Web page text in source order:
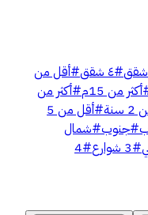
#٤ شقق #أقل من
أكثر من 15م #أكثر من
#
أقل من 5
#جنوب#شمال
#3 شوارع #
4